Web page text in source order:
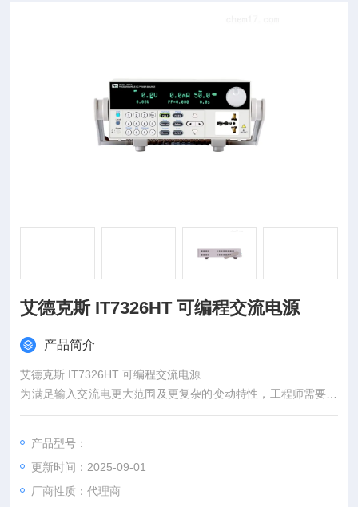
艾德克斯 IT7326HT 可编程交流电源
产品简介
艾德克斯 IT7326HT 可编程交流电源
为满足输入交流电更大范围及更复杂的变动特性，工程师需要功
能丰富且稳定之交流电源供应器来仿真产品的实际工作环境， IT
交流电输入情况，并量测待测物的重要电性能参数。这些功能特
点让IT7300系列可应用于电子电机产业、照明、研发质检单位的
规格验证到实验室测试使用，以及工厂生产在线测试。
产品型号：
更新时间：2025-09-01
厂商性质：代理商